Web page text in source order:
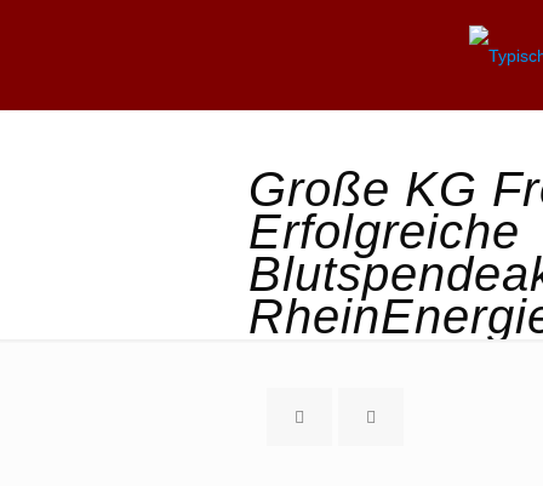
Große KG
Erfolgreiche